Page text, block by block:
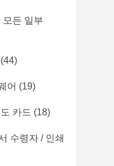
모든 일부
(44)
어 (19)
카드 (18)
수령자 / 인쇄